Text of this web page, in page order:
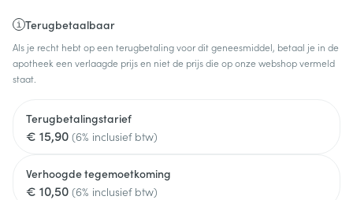
Terugbetaalbaar
Als je recht hebt op een terugbetaling voor dit geneesmiddel, betaal je in de
apotheek een verlaagde prijs en niet de prijs die op onze webshop vermeld
staat.
Terugbetalingstarief
€ 15,90 (6% inclusief btw)
Verhoogde tegemoetkoming
€ 10,50 (6% inclusief btw)